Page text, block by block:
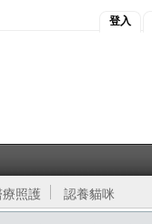
登入
療照護 認養貓咪